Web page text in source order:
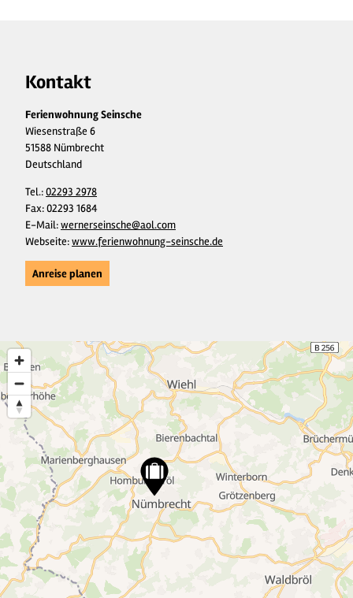
Kontakt
Ferienwohnung Seinsche
Wiesenstraße 6
51588 Nümbrecht
Deutschland
Tel.:02293 2978
Fax:02293 1684
E-Mail:wernerseinsche@aol.com
Webseite:www.ferienwohnung-seinsche.de
Anreise planen
40
4
2
18